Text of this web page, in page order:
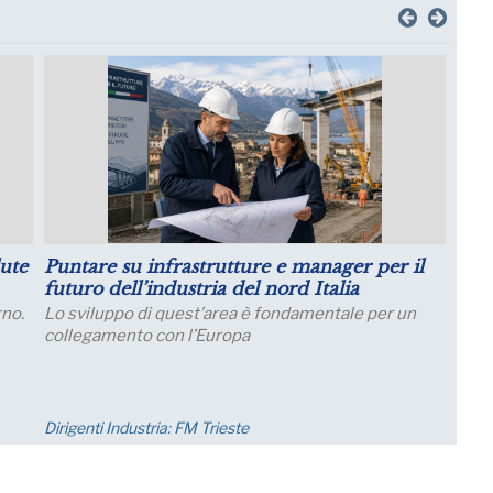
sulla
quota di
produzione;
Crescita della Produttività e Prospettive
Salariali
Incontro Zoom con il Prof. Giampaolo Galli -
Osservatorio CPI Università Cattolica -
Eventi